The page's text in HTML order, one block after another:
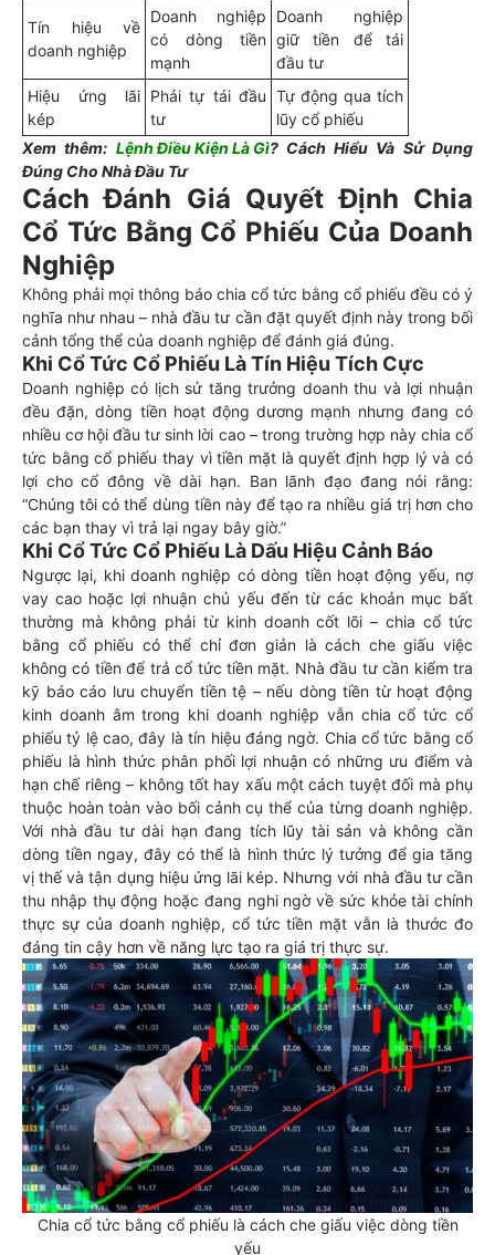
Tín hiệu về
doanh nghiệp
Doanh nghiệp
có dòng tiền
mạnh
Doanh nghiệp
giữ tiền để tái
đầu tư
Hiệu ứng lãi
kép
Phải tự tái đầu
tư
Tự động qua tích
lũy cổ phiếu
Xem thêm: Lệnh Điều Kiện Là Gì? Cách Hiểu Và Sử Dụng
Đúng Cho Nhà Đầu Tư
Cách Đánh Giá Quyết Định Chia
Cổ Tức Bằng Cổ Phiếu Của Doanh
Nghiệp
Không phải mọi thông báo chia cổ tức bằng cổ phiếu đều có ý
nghĩa như nhau – nhà đầu tư cần đặt quyết định này trong bối
cảnh tổng thể của doanh nghiệp để đánh giá đúng.
Khi Cổ Tức Cổ Phiếu Là Tín Hiệu Tích Cực
Doanh nghiệp có lịch sử tăng trưởng doanh thu và lợi nhuận
đều đặn, dòng tiền hoạt động dương mạnh nhưng đang có
nhiều cơ hội đầu tư sinh lời cao – trong trường hợp này chia cổ
tức bằng cổ phiếu thay vì tiền mặt là quyết định hợp lý và có
lợi cho cổ đông về dài hạn. Ban lãnh đạo đang nói rằng:
“Chúng tôi có thể dùng tiền này để tạo ra nhiều giá trị hơn cho
các bạn thay vì trả lại ngay bây giờ.”
Khi Cổ Tức Cổ Phiếu Là Dấu Hiệu Cảnh Báo
Ngược lại, khi doanh nghiệp có dòng tiền hoạt động yếu, nợ
vay cao hoặc lợi nhuận chủ yếu đến từ các khoản mục bất
thường mà không phải từ kinh doanh cốt lõi – chia cổ tức
bằng cổ phiếu có thể chỉ đơn giản là cách che giấu việc
không có tiền để trả cổ tức tiền mặt. Nhà đầu tư cần kiểm tra
kỹ báo cáo lưu chuyển tiền tệ – nếu dòng tiền từ hoạt động
kinh doanh âm trong khi doanh nghiệp vẫn chia cổ tức cổ
phiếu tỷ lệ cao, đây là tín hiệu đáng ngờ. Chia cổ tức bằng cổ
phiếu là hình thức phân phối lợi nhuận có những ưu điểm và
hạn chế riêng – không tốt hay xấu một cách tuyệt đối mà phụ
thuộc hoàn toàn vào bối cảnh cụ thể của từng doanh nghiệp.
Với nhà đầu tư dài hạn đang tích lũy tài sản và không cần
dòng tiền ngay, đây có thể là hình thức lý tưởng để gia tăng
vị thế và tận dụng hiệu ứng lãi kép. Nhưng với nhà đầu tư cần
thu nhập thụ động hoặc đang nghi ngờ về sức khỏe tài chính
thực sự của doanh nghiệp, cổ tức tiền mặt vẫn là thước đo
đáng tin cậy hơn về năng lực tạo ra giá trị thực sự.
Chia cổ tức bằng cổ phiếu là cách che giấu việc dòng tiền
yếu